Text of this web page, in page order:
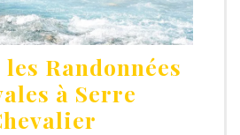
Randonnées
à Serre